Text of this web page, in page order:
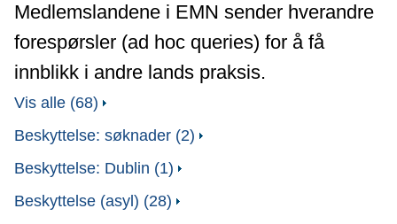
Medlemslandene i EMN sender hverandre
forespørsler (ad hoc queries) for å få
innblikk i andre lands praksis.
Vis alle (68)
Beskyttelse: søknader (2)
Beskyttelse: Dublin (1)
Beskyttelse (asyl) (28)